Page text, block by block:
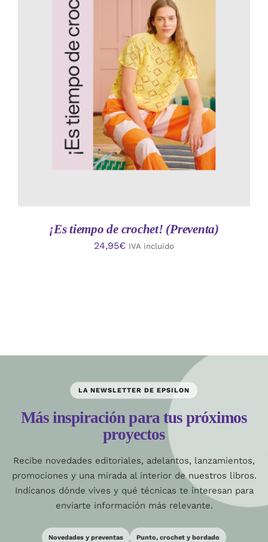
AÑADIR AL CARRITO
/
DETALLES
¡Es tiempo de crochet! (Preventa)
24,95€ IVA incluido
LA NEWSLETTER DE EPSILON
Más inspiración para tus próximos
proyectos
Recibe novedades editoriales, adelantos, lanzamientos,
promociones y una mirada al interior de nuestros libros.
Indícanos dónde vives y qué técnicas te interesan para
enviarte información más relevante.
Novedades y preventas Punto, crochet y bordado